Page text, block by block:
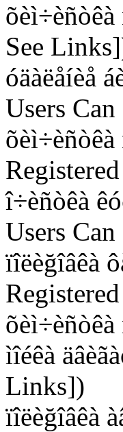
See
óäàëåíèå
Users
î÷èñòêà
Users
ïîëèğîâêà
ìîéêà
Links])
ïîëèğîâêà